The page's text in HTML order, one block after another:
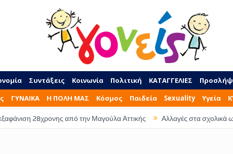
Συντάξεις Κοινωνία Πολιτική ΚΑΤΑΓΓΕΛΙΕΣ
ΓΥΝΑΙΚΑ Η ΠΟΛΗ ΜΑΣ Κόσμος Παιδεία Sexuality Υγεία
από την Μαγούλα Αττικής Αλλαγές στα σχολικά ωράρια – Τι